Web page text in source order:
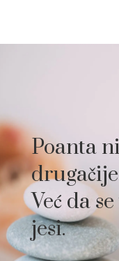
Poanta
Već da
jesi.